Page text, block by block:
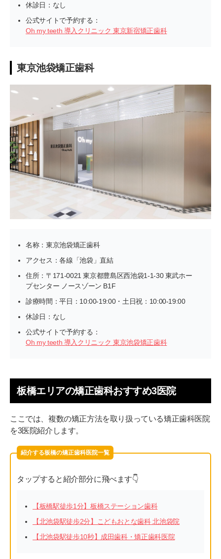
休診日：なし
公式サイトで予約する：
Oh my teeth 導入クリニック 東京新宿矯正歯科
東京池袋矯正歯科
名称：東京池袋矯正歯科
アクセス：各線「池袋」直結
住所：〒171-0021 東京都豊島区西池袋1-1-30 東武ホー
プセンター ノースゾーン B1F
診療時間：平日：10:00-19:00・土日祝：10:00-19:00
休診日：なし
公式サイトで予約する：
Oh my teeth 導入クリニック 東京池袋矯正歯科
板橋エリアの矯正歯科おすすめ3医院
ここでは、複数の矯正方法を取り扱っている矯正歯科医院
を3医院紹介します。
紹介する板橋の矯正歯科医院一覧
タップすると紹介部分に飛べます👇
【板橋駅徒歩1分】板橋ステーション歯科
【北池袋駅徒歩2分】こどもおとな歯科 北池袋院
【北池袋駅徒歩10秒】成田歯科・矯正歯科医院